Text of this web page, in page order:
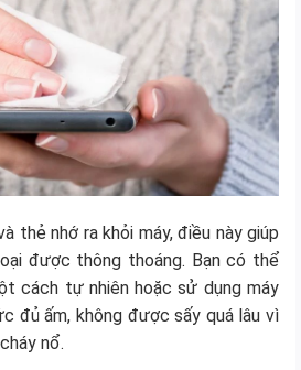
thẻ nhớ ra khỏi máy, điều này giúp
được thông thoáng. Bạn có thể
cách tự nhiên hoặc sử dụng máy
đủ ấm, không được sấy quá lâu vì
nổ.